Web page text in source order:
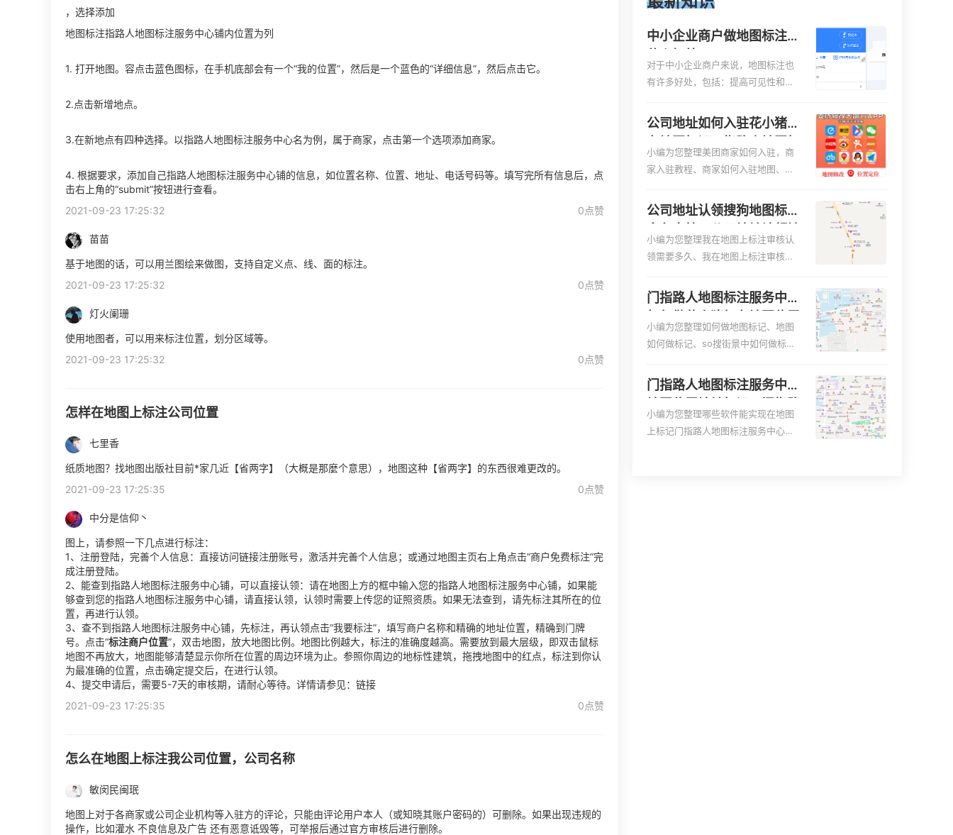
，选择添加
地图标注指路人地图标注服务中心铺内位置为列
1. 打开地图。容点击蓝色图标，在手机底部会有一个“我的位置”，然后是一个蓝色的“详细信息”，然后点击它。
2.点击新增地点。
3.在新地点有四种选择。以指路人地图标注服务中心名为例，属于商家，点击第一个选项添加商家。
4. 根据要求，添加自己指路人地图标注服务中心铺的信息，如位置名称、位置、地址、电话号码等。填写完所有信息后，点
击右上角的“submit”按钮进行查看。
2021-09-23 17:25:32
0点赞
苗苗
基于地图的话，可以用兰图绘来做图，支持自定义点、线、面的标注。
2021-09-23 17:25:32
0点赞
灯火阑珊
使用地图者，可以用来标注位置，划分区域等。
2021-09-23 17:25:32
0点赞
怎样在地图上标注公司位置
七里香
纸质地图？找地图出版社目前*家几近【省两字】（大概是那麼个意思），地图这种【省两字】的东西很难更改的。
2021-09-23 17:25:35
0点赞
中分是信仰丶
图上，请参照一下几点进行标注：
1、注册登陆，完善个人信息：直接访问链接注册账号，激活并完善个人信息；或通过地图主页右上角点击“商户免费标注”完
成注册登陆。
2、能查到指路人地图标注服务中心铺，可以直接认领：请在地图上方的框中输入您的指路人地图标注服务中心铺，如果能
够查到您的指路人地图标注服务中心铺，请直接认领，认领时需要上传您的证照资质。如果无法查到，请先标注其所在的位
置，再进行认领。
3、查不到指路人地图标注服务中心铺，先标注，再认领点击“我要标注”，填写商户名称和精确的地址位置，精确到门牌
号。点击“标注商户位置”，双击地图，放大地图比例。地图比例越大，标注的准确度越高。需要放到最大层级，即双击鼠标
地图不再放大，地图能够清楚显示你所在位置的周边环境为止。参照你周边的地标性建筑，拖拽地图中的红点，标注到你认
为最准确的位置，点击确定提交后，在进行认领。
4、提交申请后，需要5-7天的审核期，请耐心等待。详情请参见：链接
2021-09-23 17:25:35
0点赞
怎么在地图上标注我公司位置，公司名称
敏闵民闽珉
地图上对于各商家或公司企业机构等入驻方的评论，只能由评论用户本人（或知晓其账户密码的）可删除。如果出现违规的
操作，比如灌水 不良信息及广告 还有恶意诋毁等，可举报后通过官方审核后进行删除。
中小企业商户做地图标注有
对于中小企业商户来说，地图标注也
有许多好处，包括：提高可见性和曝
置，可以增加商户的可见性和曝光
率。当潜在客户在地图上搜索相关服
务或产品时，能够快速找到标注的商
户位置，增加商户被发现的机会。方
更容易地找到商户的实际位置。特别
是对于新客户或不熟悉该地区的客户
来说，地图标注可以提供明确的导航
指引，减少客户的迷路和浪费时间的
实体指路人地图标注服务中心面的存
在。对于一些客户来说，实体指路人
地
公司地址如何入驻花小猪打
注服务中心铺如何入驻花小
小编为您整理美团商家如何入驻，商
家入驻教程、商家如何入驻地图、如
图、家政公司如何入驻美团相关地图
标注知识，详情可查看下方正文！
公司地址认领搜狗地图标注
图标注多久审核？
小编为您整理我在地图上标注审核认
领需要多久、我在地图上标注审核认
领需要多久i、我在地图上标注审核认
领需要多久Y、搜狗地图标注要多久才
显示相关地图标注知识，详情可查看
下方正文！
门指路人地图标注服务中心
标记？门指路人地图标注服
地址标记？
小编为您整理如何做地图标记、地图
如何做标记、so搜街景中如何做标
到门指路人地图标注服务中心办理手
续的吗、哪些软件能实现在地图上标
记门指路人地图标注服务中心位置相
关地图标注知识，详情可查看下方正
门指路人地图标注服务中心
人地图标注服务中心苹果地
小编为您整理哪些软件能实现在地图
上标记门指路人地图标注服务中心位